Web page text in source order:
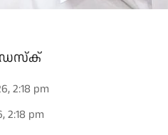
2:18 pm
2:18 pm